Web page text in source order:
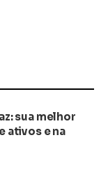
sua melhor
ativos e na